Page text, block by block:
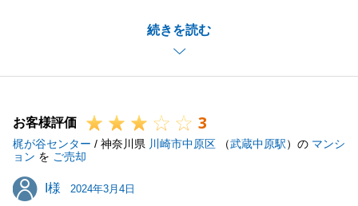
続きを読む
至らない部分もあったかと存じますが、是非今後とも
末永くお付き合いいただけましたら嬉しく思います。
I様、ご家族の皆様のますますのご健康とご多幸を心
お客様評価 3
梶が谷センター / 神奈川県 川崎市中原区 （武蔵中原駅）の マンシ
ョン を ご売却
I様
I様 2024年3月4日